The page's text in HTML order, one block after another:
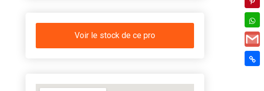
Voir le stock de ce pro